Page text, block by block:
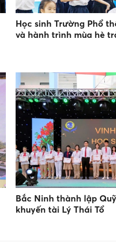
Học sinh Trường Phổ
và hành trình mùa hè
Bắc Ninh thành lập
khuyến tài Lý Thái Tổ